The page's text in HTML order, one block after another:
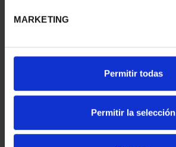
MARKETING
Permitir todas
Permitir la selección
CAMPEONAS MUNDIAL
145,00 €